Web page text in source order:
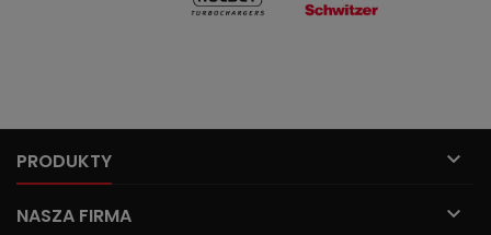
PRODUKTY 
NASZA FIRMA 